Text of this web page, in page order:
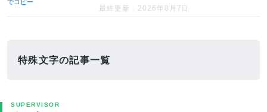
最終更新：2026年8月7日
特殊文字の記事一覧
SUPERVISOR